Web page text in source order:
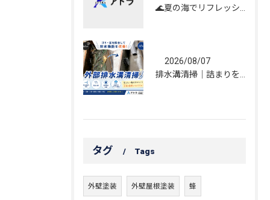
2026/08/07
タグ Tags
外壁塗装 外壁屋根塗装 蜂